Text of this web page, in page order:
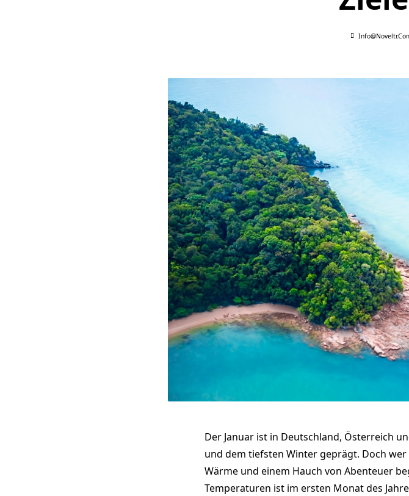
Der Januar ist in Deutschland, Österreich
und dem tiefsten Winter geprägt. Doch
Wärme und einem Hauch von Abenteuer
Temperaturen ist im ersten Monat des